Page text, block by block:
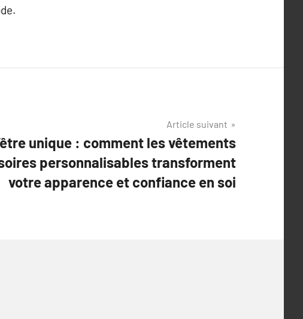
Article suivant
unique : comment les vêtements
personnalisables transforment
votre apparence et confiance en soi